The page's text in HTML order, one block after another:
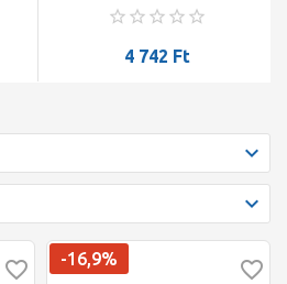
állítható
4 742 Ft
-16,9%